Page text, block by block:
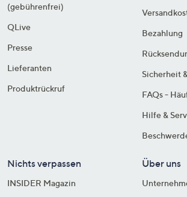
(gebührenfrei)
QLive
Presse
Lieferanten
Produktrückruf
Bezahlung
Sicherheit
FAQs -
Hilfe &
Nichts verpassen
INSIDER Magazin
Über uns